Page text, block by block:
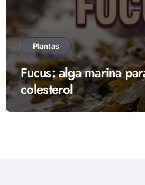
Plantas
Fucus: alga marina
colesterol